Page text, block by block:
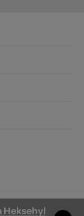
Heksehyl